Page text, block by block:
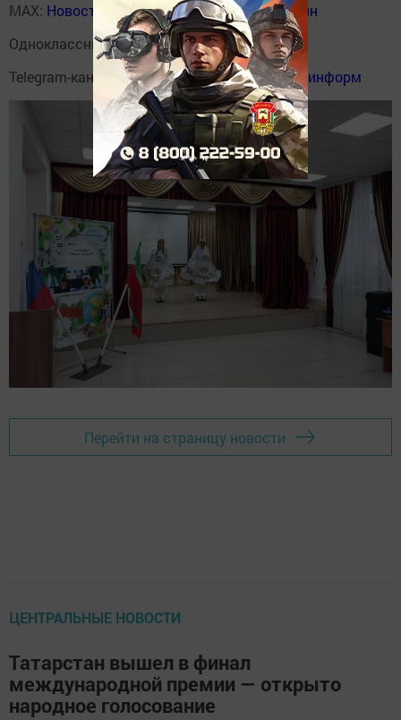
MAX: Новости Мензелинска - Мензеля онлайн
Одноклассники:ok.ru/menzelinsk
Telegram-канал:
Мензелинск news - Мензеля-информ
Перейти на страницу новости
ЦЕНТРАЛЬНЫЕ НОВОСТИ
Татарстан вышел в финал
международной премии — открыто
народное голосование